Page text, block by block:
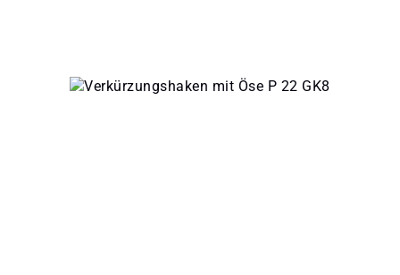
Bildergalerie überspringen